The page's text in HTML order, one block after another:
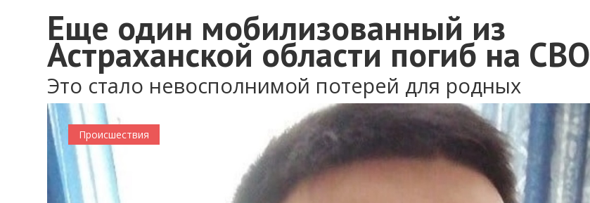
Еще один мобилизованный из
Астраханской области погиб на СВО
Это стало невосполнимой потерей для родных
Происшествия